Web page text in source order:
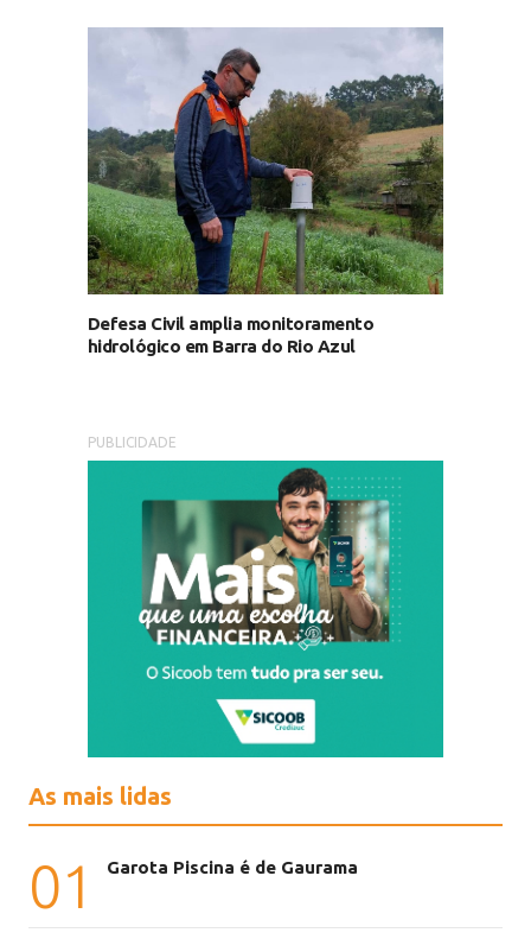
Defesa Civil amplia monitoramento
hidrológico em Barra do Rio Azul
PUBLICIDADE
As mais lidas
01 Garota Piscina é de Gaurama